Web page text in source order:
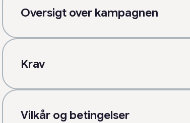
Oversigt over kampagnen
Krav
Vilkår og betingelser